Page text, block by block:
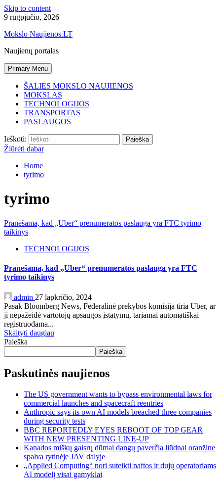
Skip to content
9 rugpjūčio, 2026
Mokslo Naujienos.LT
Naujienų portalas
Primary Menu
ŠALIES MOKSLO NAUJIENOS
MOKSLAS
TECHNOLOGIJOS
TRANSPORTAS
PASLAUGOS
Ieškoti:
Žiūrėti dabar
Home
tyrimo
tyrimo
Pranešama, kad „Uber“ prenumeratos paslauga yra FTC tyrimo
taikinys
TECHNOLOGIJOS
Pranešama, kad „Uber“ prenumeratos paslauga yra FTC
tyrimo taikinys
admin 27 lapkričio, 2024
Pasak Bloomberg News, Federalinė prekybos komisija tiria Uber, ar
ji nepažeidė vartotojų apsaugos įstatymų, tariamai automatiškai
registruodama...
Skaityti daugiau
Paieška
Paieška
Paskutinės naujienos
The US government wants to bypass environmental laws for
commercial launches and spacecraft reentries
Anthropic says its own AI models breached three companies
during security tests
BBC REPORTEDLY EYES REBOOT OF TOP GEAR
WITH NEW PRESENTING LINE-UP
Kanados miškų gaisrų dūmai dangų paverčia liūdnai oranžine
spalva rytinėje JAV dalyje
„Applied Computing“ nori suteikti naftos ir dujų operatoriams
AI modelį visai gamyklai